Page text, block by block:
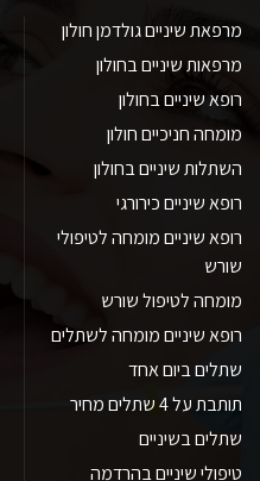
מרפאת שיניים גולדמן חולון
מרפאות שיניים בחולון
רופא שיניים בחולון
מומחה חניכיים חולון
השתלות שיניים בחולון
רופא שיניים כירורגי
רופא שיניים מומחה לטיפולי
שורש
מומחה לטיפול שורש
רופא שיניים מומחה לשתלים
שתלים ביום אחד
תותבת על 4 שתלים מחיר
שתלים בשיניים
טיפולי שיניים בהרדמה